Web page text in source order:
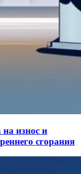
на износ и
сгорания